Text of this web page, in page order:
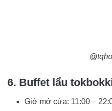
6. Buffet lẩu
Giờ mở cửa: 11:00 –